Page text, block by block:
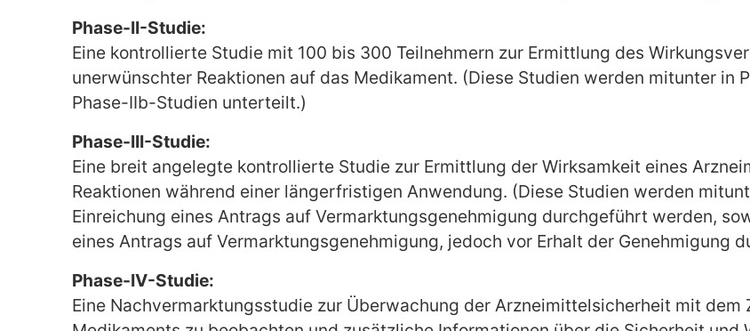
Phase-II-Studie:
Eine kontrollierte Studie mit 100 bis 300 Teilnehmern zur Ermittlung des
unerwünschter Reaktionen auf das Medikament. (Diese Studien werden mitunter
Phase-IIb-Studien unterteilt.)
Phase-III-Studie:
Eine breit angelegte kontrollierte Studie zur Ermittlung der Wirksamkeit eines
Reaktionen während einer längerfristigen Anwendung. (Diese Studien werden
Einreichung eines Antrags auf Vermarktungsgenehmigung durchgeführt werden,
eines Antrags auf Vermarktungsgenehmigung, jedoch vor Erhalt der Genehmigung
Phase-IV-Studie:
Eine Nachvermarktungsstudie zur Überwachung der Arzneimittelsicherheit mit